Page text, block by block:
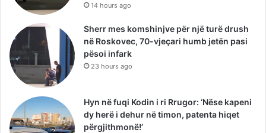
14 hours ago
Sherr mes komshinjve për një turë drush
në Roskovec, 70-vjeçari humb jetën pasi
pësoi infark
23 hours ago
Hyn në fuqi Kodin i ri Rrugor: ‘Nëse kapeni
dy herë i dehur në timon, patenta hiqet
përgjithmonë!’